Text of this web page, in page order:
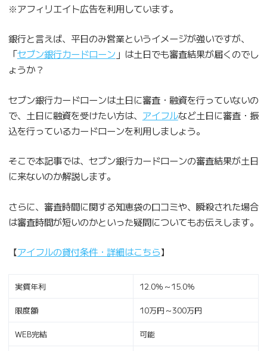
※アフィリエイト広告を利用しています。
銀行と言えば、平日のみ営業というイメージが強いですが、
「セブン銀行カードローン 」は土日でも審査結果が届くのでし
ょうか？
セブン銀行カードローンは土日に審査・融資を行っていないの
で、土日に融資を受けたい方は、 アイフルなど土日に審査・振
込を行っているカードローンを利用しましょう。
そこで本記事では、セブン銀行カードローンの審査結果が土日
に来ないのか解説します。
さらに、審査時間に関する知恵袋の口コミや、瞬殺された場合
は審査時間が短いのかといった疑問についてもお伝えします。
【アイフルの貸付条件・詳細はこちら】
実質年利 12.0％～15.0％
限度額 10万円～300万円
WEB完結 可能